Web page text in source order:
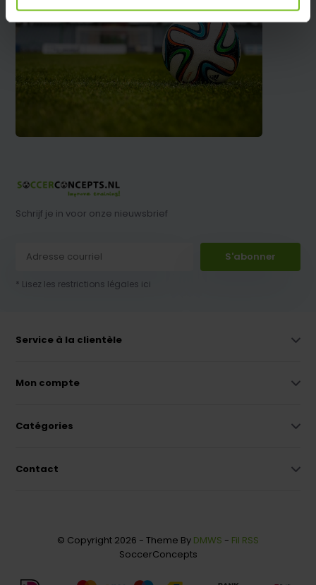
Schrijf je in voor onze nieuwsbrief
S'abonner
* Lisez les restrictions légales ici
Service à la clientèle
Mon compte
Catégories
Contact
© Copyright 2026 - Theme By DMWS - Fil RSS
SoccerConcepts